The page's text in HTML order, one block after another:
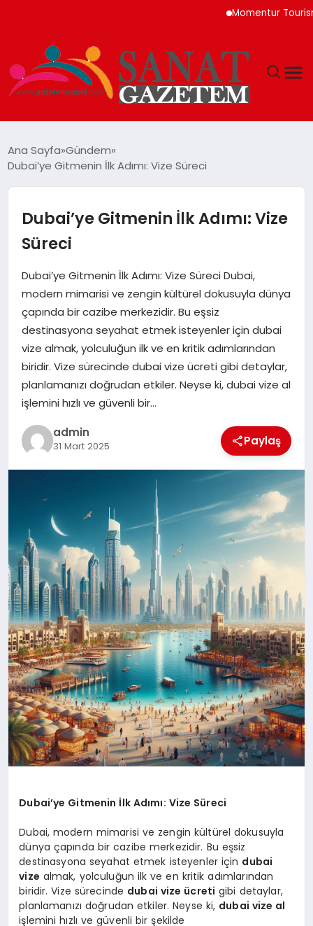
Momentur Tourism &
TEKNOLOJI
SIYASET
SPOR
YAŞAM
EKONOMI
SAĞLIK
DÜNYA
EĞITIM
Ana Sayfa Gündem
Dubai’ye Gitmenin İlk Adımı: Vize Süreci
Dubai’ye Gitmenin İlk Adımı: Vize
Süreci
Dubai’ye Gitmenin İlk Adımı: Vize Süreci Dubai,
modern mimarisi ve zengin kültürel dokusuyla dünya
çapında bir cazibe merkezidir. Bu eşsiz
destinasyona seyahat etmek isteyenler için dubai
vize almak, yolculuğun ilk ve en kritik adımlarından
biridir. Vize sürecinde dubai vize ücreti gibi detaylar,
planlamanızı doğrudan etkiler. Neyse ki, dubai vize al
işlemini hızlı ve güvenli bir…
admin
31 Mart 2025 Paylaş
Dubai’ye Gitmenin İlk Adımı: Vize Süreci
Dubai, modern mimarisi ve zengin kültürel dokusuyla
dünya çapında bir cazibe merkezidir. Bu eşsiz
destinasyona seyahat etmek isteyenler için dubai
vize almak, yolculuğun ilk ve en kritik adımlarından
biridir. Vize sürecinde dubai vize ücreti gibi detaylar,
planlamanızı doğrudan etkiler. Neyse ki, dubai vize al
işlemini hızlı ve güvenli bir şekilde